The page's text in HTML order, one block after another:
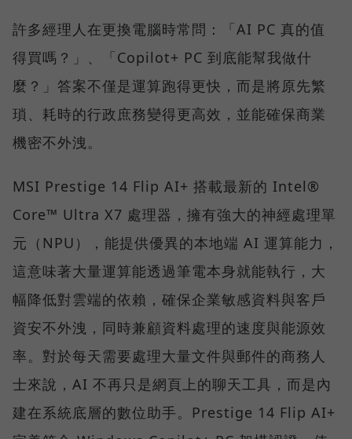
許多經理人在更換電腦時常問：「AI PC 真的值
得買嗎？」、「Copilot+ PC 到底能幫我做什
麼？」答案不僅是運算跑得更快，而是將原先繁
瑣、耗時的行政庶務變得更高效，並能確保商業
機密不外洩。
MSI Prestige 14 Flip AI+ 搭載最新的 Intel®
Core™ Ultra X7 處理器，擁有強大的神經處理單
元（NPU），能提供優異的本地端 AI 運算能力，
這意味著大量運算能透過筆電本身就能執行，大
幅降低對雲端的依賴，確保企業敏感資料與客戶
資安不外洩，同時兼顧資料處理的速度與能源效
率。對於每天需要處理大量文件與郵件的商務人
士來說，AI 不再只是網頁上的聊天工具，而是內
建在系統底層的數位助手。Prestige 14 Flip AI+